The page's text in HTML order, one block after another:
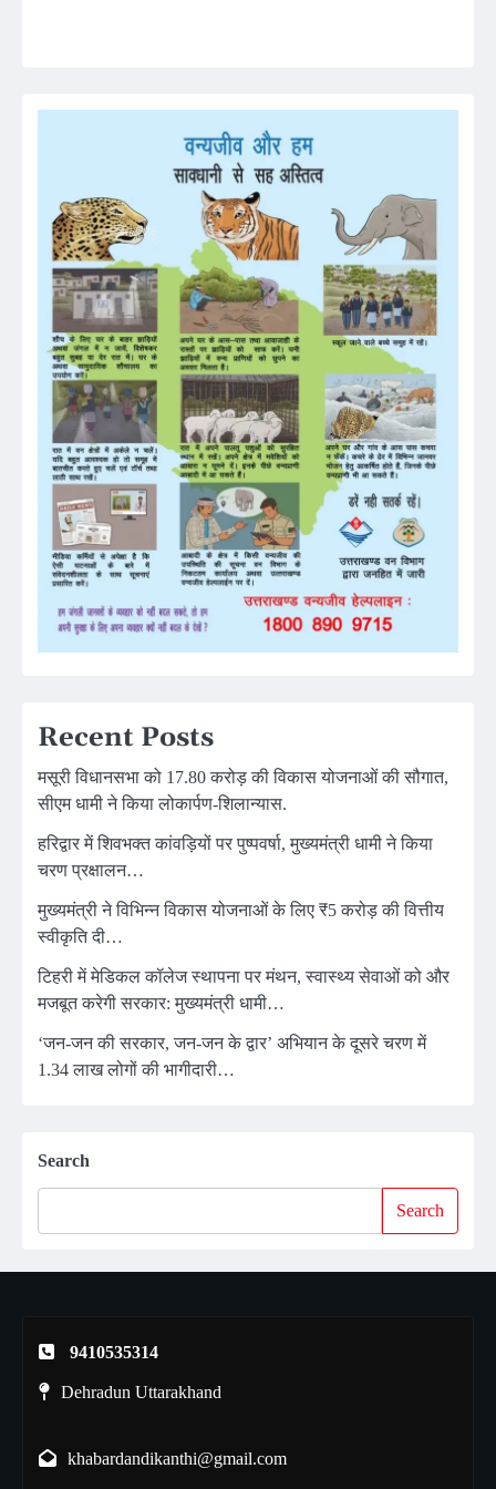
Recent Posts
मसूरी विधानसभा को 17.80 करोड़ की विकास योजनाओं की सौगात,
सीएम धामी ने किया लोकार्पण-शिलान्यास.
हरिद्वार में शिवभक्त कांवड़ियों पर पुष्पवर्षा, मुख्यमंत्री धामी ने किया
चरण प्रक्षालन…
मुख्यमंत्री ने विभिन्न विकास योजनाओं के लिए ₹5 करोड़ की वित्तीय
स्वीकृति दी…
टिहरी में मेडिकल कॉलेज स्थापना पर मंथन, स्वास्थ्य सेवाओं को और
मजबूत करेगी सरकार: मुख्यमंत्री धामी…
‘जन-जन की सरकार, जन-जन के द्वार’ अभियान के दूसरे चरण में
1.34 लाख लोगों की भागीदारी…
Search
Search
9410535314
Dehradun Uttarakhand
khabardandikanthi@gmail.com